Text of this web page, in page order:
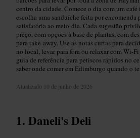
centro da cidade. Comece o dia com um café
escolha uma sanduíche feita por encomenda
satisfatória ao meio-dia. Cada sugestão
preço, com opções à base de plantas, com
para take-away. Use as notas curtas para
no local, levar para fora ou relaxar com Wi-
guia de referência para petiscos rápidos no
saber onde comer em Edimburgo quando o
Atualizado 10 de junho de 2026
Daneli's Deli